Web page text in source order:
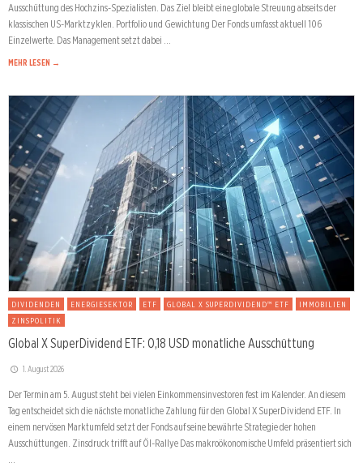
Ausschüttung des Hochzins-Spezialisten. Das Ziel bleibt eine globale Streuung abseits der
klassischen US-Marktzyklen. Portfolio und Gewichtung Der Fonds umfasst aktuell 106
Einzelwerte. Das Management setzt dabei …
MEHR LESEN →
DIVIDENDEN ENERGIESEKTOR ETF GLOBAL X SUPERDIVIDEND™ ETF
IMMOBILIEN
ZINSPOLITIK
Global X SuperDividend ETF: 0,18 USD monatliche Ausschüttung
1. August 2026
Der Termin am 5. August steht bei vielen Einkommensinvestoren fest im Kalender. An diesem
Tag entscheidet sich die nächste monatliche Zahlung für den Global X SuperDividend ETF. In
einem nervösen Marktumfeld setzt der Fonds auf seine bewährte Strategie der hohen
Ausschüttungen. Zinsdruck trifft auf Öl-Rallye Das makroökonomische Umfeld präsentiert sich
…